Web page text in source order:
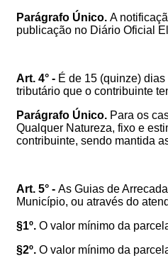
Parágrafo Único. A
publicação no Diário Oficial
Art. 4° - É de 15 (quinze)
tributário que o contribuinte
Parágrafo Único. Para os
Qualquer Natureza, fixo e
contribuinte, sendo mantida
Art. 5° - As Guias de
Município, ou através do a
§1º. O valor mínimo da
§2º. O valor mínimo da